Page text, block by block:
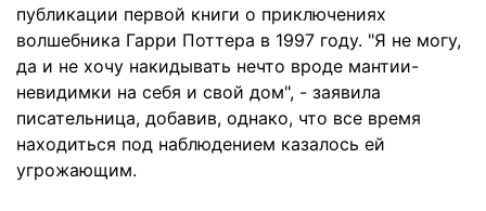
публикации первой книги о приключениях
волшебника Гарри Поттера в 1997 году. "Я не могу,
да и не хочу накидывать нечто вроде мантии-
невидимки на себя и свой дом", - заявила
писательница, добавив, однако, что все время
находиться под наблюдением казалось ей
угрожающим.